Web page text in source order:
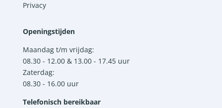
Privacy
Openingstijden
Maandag t/m vrijdag:
08.30 - 12.00 & 13.00 - 17.45 uur
Zaterdag:
08.30 - 16.00 uur
Telefonisch bereikbaar